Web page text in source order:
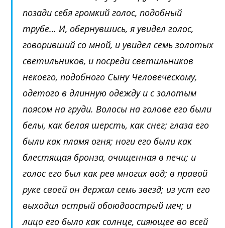
позади себя громкий голос, подобный
трубе… И, обернувшись, я увидел голос,
говоривший со мной, и увидел семь золотых
светильников, и посреди светильников
некоего, подобного Сыну Человеческому,
одетого в длинную одежду и с золотым
поясом на груди. Волосы на голове его были
белы, как белая шерсть, как снег; глаза его
были как пламя огня; ноги его были как
блестящая бронза, очищенная в печи; и
голос его был как рев многих вод; в правой
руке своей он держал семь звезд; из уст его
выходил острый обоюдоострый меч; и
лицо его было как солнце, сияющее во всей